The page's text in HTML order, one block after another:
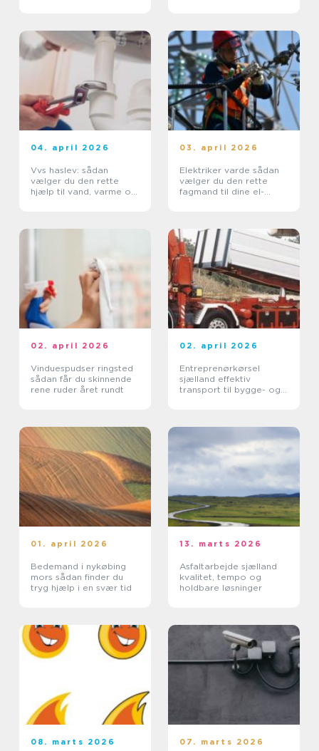
04. april 2026
Vvs haslev: sådan
vælger du den rette
hjælp til vand, varme og
03. april 2026
Elektriker varde sådan
vælger du den rette
fagmand til dine el-
02. april 2026
Vinduespudser ringsted
sådan får du skinnende
rene ruder året rundt
02. april 2026
Entreprenørkørsel
sjælland effektiv
transport til bygge- og
01. april 2026
Bedemand i nykøbing
mors sådan finder du
tryg hjælp i en svær tid
13. marts 2026
Asfaltarbejde sjælland
kvalitet, tempo og
holdbare løsninger
08. marts 2026 07. marts 2026